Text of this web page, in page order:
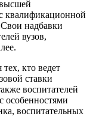
квалификационной
надбавки
вузов,
кто ведет
ставки
воспитателей
особенностями
воспитательных